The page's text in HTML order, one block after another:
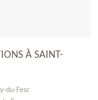
À SAINT-
du-Fesc